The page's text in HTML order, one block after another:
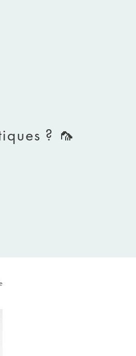
? 🦟​